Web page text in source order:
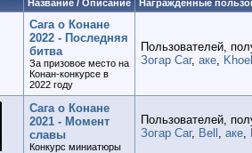
Название / Описание Награждённые
Сага о Конане
2022 - Последняя
битва
За призовое место на
Конан-конкурсе в
2022 году
Пользователей,
Зогар Саг, аке, Khoel
Сага о Конане
2021 - Момент
славы
Конкурс миниатюры
Пользователей,
Зогар Саг, Bell , аке,